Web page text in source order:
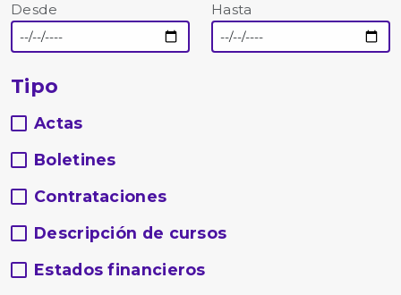
Desde Hasta
Tipo
Actas
Boletines
Contrataciones
Descripción de cursos
Estados financieros